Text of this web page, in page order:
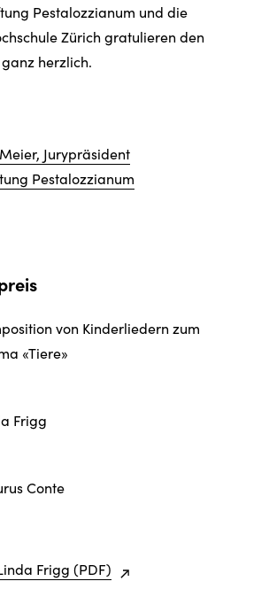
Pestalozzianum und die
Zürich gratulieren den
herzlich.
Jurypräsident
Pestalozzianum
von Kinderliedern zum
«Tiere»
Frigg
Conte
Frigg (PDF)